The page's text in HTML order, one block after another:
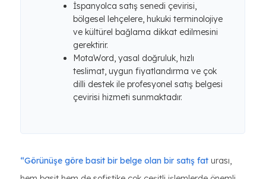
İspanyolca satış senedi çevirisi,
bölgesel lehçelere, hukuki terminolojiye
ve kültürel bağlama dikkat edilmesini
gerektirir.
MotaWord, yasal doğruluk, hızlı
teslimat, uygun fiyatlandırma ve çok
dilli destek ile profesyonel satış belgesi
çevirisi hizmeti sunmaktadır.
“Görünüşe göre basit bir belge olan bir satış fat urası,